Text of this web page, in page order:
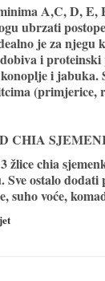
A,C, D, E,
ubrzati
je za njegu
i
i jabuka.
(primjerice,
CHIA
žlice chia
ostalo dodati
suho voće,